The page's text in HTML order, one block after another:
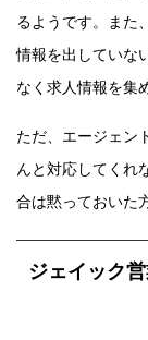
るようです。また
情報を出していな
なく求人情報を集
ただ、エージェン
んと対応してくれ
合は黙っておいた
ジェイック